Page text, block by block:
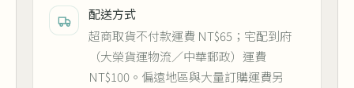
配送方式
超商取貨不付款運費 NT$65；宅配到府
（大榮貨運物流／中華郵政）運費
NT$100。偏遠地區與大量訂購運費另